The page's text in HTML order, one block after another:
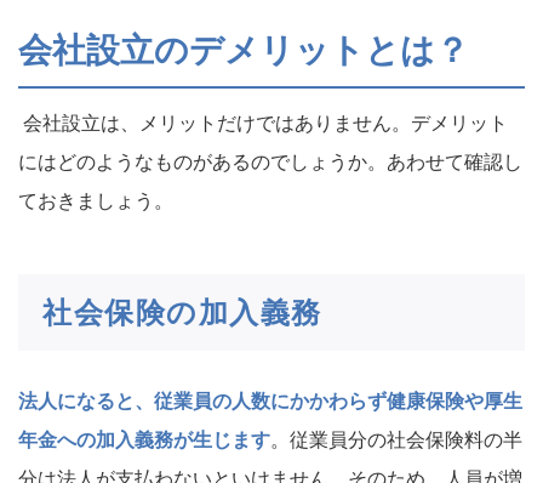
会社設立のデメリットとは？
会社設立は、メリットだけではありません。デメリット
にはどのようなものがあるのでしょうか。あわせて確認し
ておきましょう。
社会保険の加入義務
法人になると、従業員の人数にかかわらず健康保険や厚生
年金への加入義務が生じます。 従業員分の社会保険料の半